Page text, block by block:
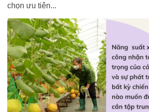
chọn ưu tiên...